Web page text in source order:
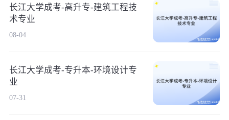
长江大学成考-高升专-建筑工程技
术专业
08-04
长江大学成考-专升本-环境设计专
业
07-31